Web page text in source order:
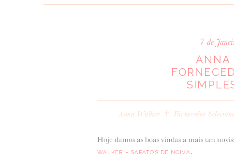
7 de
ANNA
Anna Walker + Fornecedor
Hoje damos as boas vindas a mais um
WALKER – SAPATOS DE NOIVA.